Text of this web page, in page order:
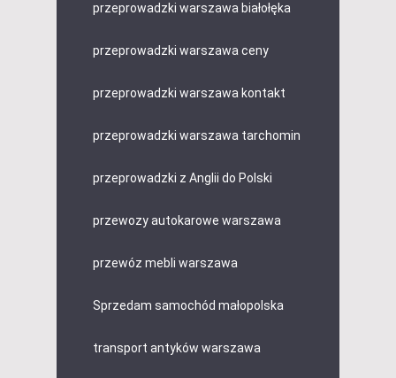
przeprowadzki warszawa białołęka
przeprowadzki warszawa ceny
przeprowadzki warszawa kontakt
przeprowadzki warszawa tarchomin
przeprowadzki z Anglii do Polski
przewozy autokarowe warszawa
przewóz mebli warszawa
Sprzedam samochód małopolska
transport antyków warszawa